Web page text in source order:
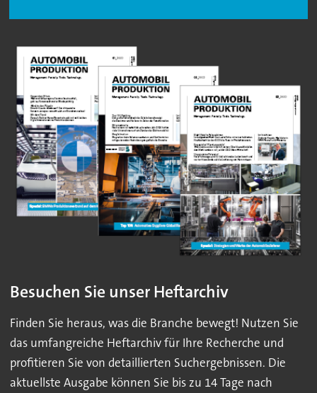
Besuchen Sie unser Heftarchiv
Finden Sie heraus, was die Branche bewegt! Nutzen Sie
das umfangreiche Heftarchiv für Ihre Recherche und
profitieren Sie von detaillierten Suchergebnissen. Die
aktuellste Ausgabe können Sie bis zu 14 Tage nach